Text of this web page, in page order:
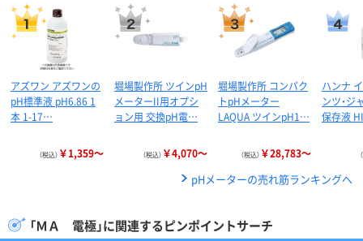
アズワン アズワンの
pH標準液 pH6.86 1
本 1-17…
（税込） ￥1,359～
堀場製作所 ツインpH
メーターII用オプシ
ョン用 交換pH電…
（税込） ￥4,070～
堀場製作所 コンパク
トpHメーター
LAQUA ツインpH1…
（税込） ￥28,783～
ハンナ
ンツ・ジ
保存液
pHメーターの売れ筋ランキングへ
「ＭＡ 電極」に関連するピンポイントサーチ